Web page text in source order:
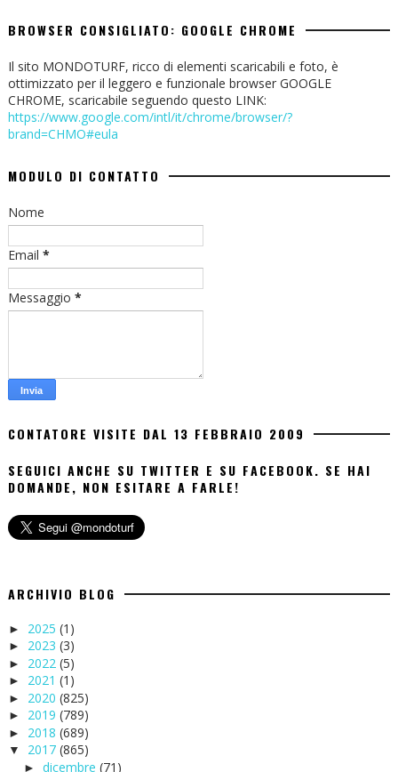
BROWSER CONSIGLIATO: GOOGLE CHROME
Il sito MONDOTURF, ricco di elementi scaricabili e foto, è
ottimizzato per il leggero e funzionale browser GOOGLE
CHROME, scaricabile seguendo questo LINK:
https://www.google.com/intl/it/chrome/browser/?
brand=CHMO#eula
MODULO DI CONTATTO
Nome
Email *
Messaggio *
CONTATORE VISITE DAL 13 FEBBRAIO 2009
SEGUICI ANCHE SU TWITTER E SU FACEBOOK. SE HAI
DOMANDE, NON ESITARE A FARLE!
ARCHIVIO BLOG
► 2025 (1)
► 2023 (3)
► 2022 (5)
► 2021 (1)
► 2020 (825)
► 2019 (789)
► 2018 (689)
▼ 2017 (865)
► dicembre (71)